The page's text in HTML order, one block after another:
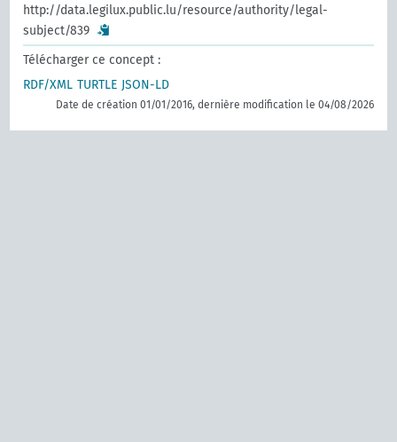
http://data.legilux.public.lu/resource/authority/legal-
subject/839
Télécharger ce concept :
RDF/XML TURTLE JSON-LD
Date de création 01/01/2016, dernière modification le 04/08/2026